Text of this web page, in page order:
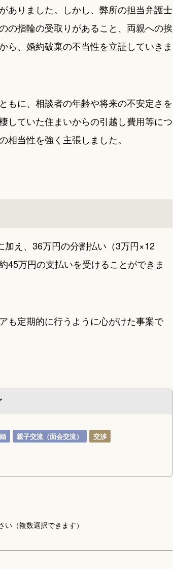
ありました。しかし、弊所の担当弁護士
の指輪の受取りがあること、両親への挨
ら、婚約破棄の不当性を立証していきま
もに、相談者の年齢や将来の不安定さを
していた住まいからの引越し費用等につ
当性を強く主張しました。
え、36万円の分割払い（3万円×12
45万円の支払いを受けることができま
も定期的に行うように心がけた事案で
親子交流（面会交流）
交渉
い（複数選択できます）